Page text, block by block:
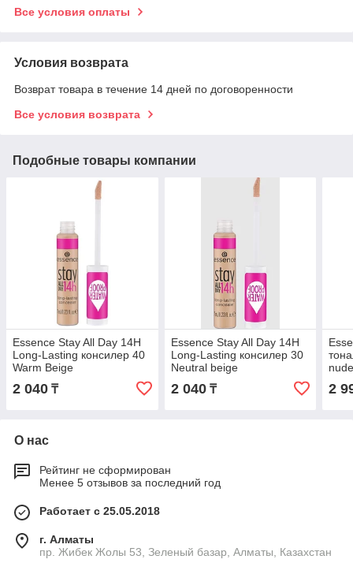
Все условия оплаты
Условия возврата
Возврат товара в течение 14 дней по договоренности
Все условия возврата
Подобные товары компании
Essence Stay All Day 14H
Long-Lasting консилер 40
Warm Beige
2 040 ₸
Essence Stay All Day 14H
Long-Lasting консилер 30
Neutral beige
2 040₸ 2
О нас
Рейтинг не сформирован
Менее 5 отзывов за последний год
Работает с 25.05.2018
г. Алматы
пр. Жибек Жолы 53, Зеленый базар, Алматы, Казахстан